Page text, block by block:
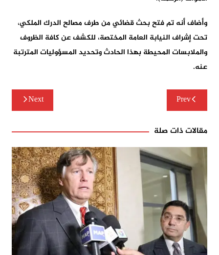
وأضاف أنه تم فتح بحث قضائي من طرف مصالح الدرك الملكي،
تحت إشراف النيابة العامة المختصة، للكشف عن كافة الظروف
والملابسات المحيطة بهذا الحادث وتحديد المسؤوليات المترتبة
عنه.
تصفّح
المقالاتPrev
Next
مقالات ذات صلة